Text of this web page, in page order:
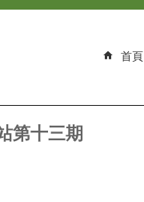
首頁
第十三期